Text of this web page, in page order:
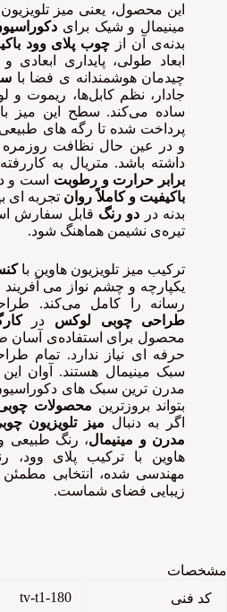
این محصول، یعنی میز تلویزیون
مینیمال و شیک برای
بدنه‌ی آن از چوب پلای وود
ابعاد طولی، پایداری ابعادی
چیدمان هوشمندانه ی فضا با
جادار، نظم کابل‌ها، ریموت و
ساده می‌کند. سطح این میز
پرداخت شده تا رگه های
و در عین حال نظافت
داشته باشد. متریال به
برابر حرارت و رطوبت است و
باکیفیت و کاملاً روان تجربه ای
بدنه در دو رنگ قابل سفارش
تیره‌ی نشیمن هماهنگ شود.
ترکیب میز تلویزیون هاوین با
یکپارچه و چشم نواز می آفریند
رسانه را کامل می‌کند.
طراحی چوبی لوکس در
محصول برای استفاده‌ی آسان
حرفه ای نیاز ندارد. تمام
سبک مینیمال هستند. آوان
مدرن ترین سبک های
بتواند بروزترین محصولات چوبی
اگر به دنبال میز تلویزیون
مدرن و مینیمال، رنگ طبیعی
هاوین با ترکیب پلای وود،
مهندسی شده، انتخابی مطمئن
زیبایی فضای شماست.
مشخصات
کد فنی
tv-t1-180